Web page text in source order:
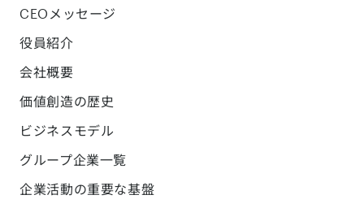
CEOメッセージ
役員紹介
会社概要
価値創造の歴史
ビジネスモデル
グループ企業一覧
企業活動の重要な基盤